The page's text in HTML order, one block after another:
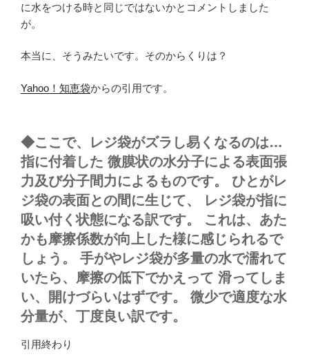
に水をつける時と同じではないかとコメントしました
が。
本当に、そうみたいです。そのからくりは？
Yahoo！知恵袋からの引用です。
◆ここで、レジ袋がズラし易くなるのは…
指に付着した 微膜状の水分子による表面張
力及び分子間力によるものです。 ひとがレ
ジ袋の表面との間に生じて、 レジ袋が指に
吸い付く状態になる訳です。 これは、あた
かも摩擦係数が向上した様に感じられるで
しょう。 手がやレジ袋が多量の水で濡れて
いたら、摩擦の低下でかえって 滑ってしま
い、開けづらいはずです。 微少で適度な水
分量が、丁度良い訳です。
引用終わり